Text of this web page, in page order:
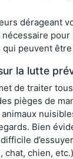
dérageant
pour
peuvent
la lutte
de traiter
pièges de
Bien
chat, chien,